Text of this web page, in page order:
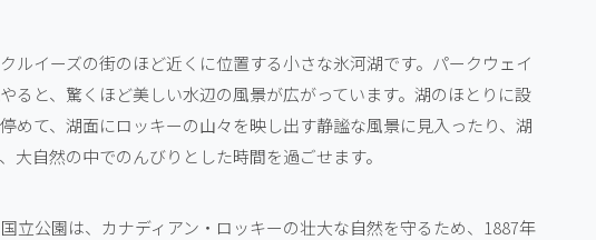
ルイーズの街のほど近くに位置する小さな氷河湖です。パークウェイ
ると、驚くほど美しい水辺の風景が広がっています。湖のほとりに設
めて、湖面にロッキーの山々を映し出す静謐な風景に見入ったり、湖
大自然の中でのんびりとした時間を過ごせます。
立公園は、カナディアン・ロッキーの壮大な自然を守るため、1887年